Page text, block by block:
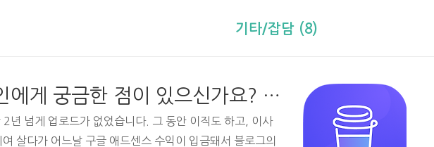
기타/잡담 (8)
블로그 주인에게 궁금한 점이 있으신가요? (feat. 커피챗 홍보)
2년 넘게 업로드가 없었습니다. 그 동안 이직도 하고, 이사
살다가 어느날 구글 애드센스 수익이 입금돼서 블로그의